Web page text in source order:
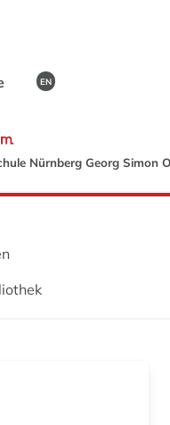
EN
Nürnberg Georg Simon